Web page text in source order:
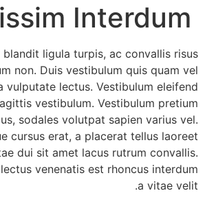
Interdum
blandit ligula turpis, ac convallis risus
non. Duis vestibulum quis quam vel
vulputate lectus. Vestibulum eleifend
vestibulum. Vestibulum pretium
sodales volutpat sapien varius vel.
cursus erat, a placerat tellus laoreet
dui sit amet lacus rutrum convallis.
venenatis est rhoncus interdum
a vitae velit.